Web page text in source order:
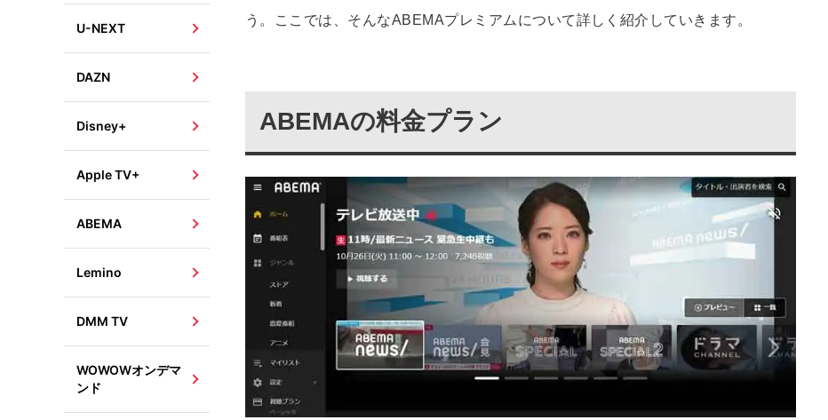
U-NEXT
DAZN
Disney+
Apple TV+
ABEMA
Lemino
DMM TV
WOWOWオンデマ
ンド
う。ここでは、そんなABEMAプレミアムについて詳しく紹介していきます。
ABEMAの料金プラン